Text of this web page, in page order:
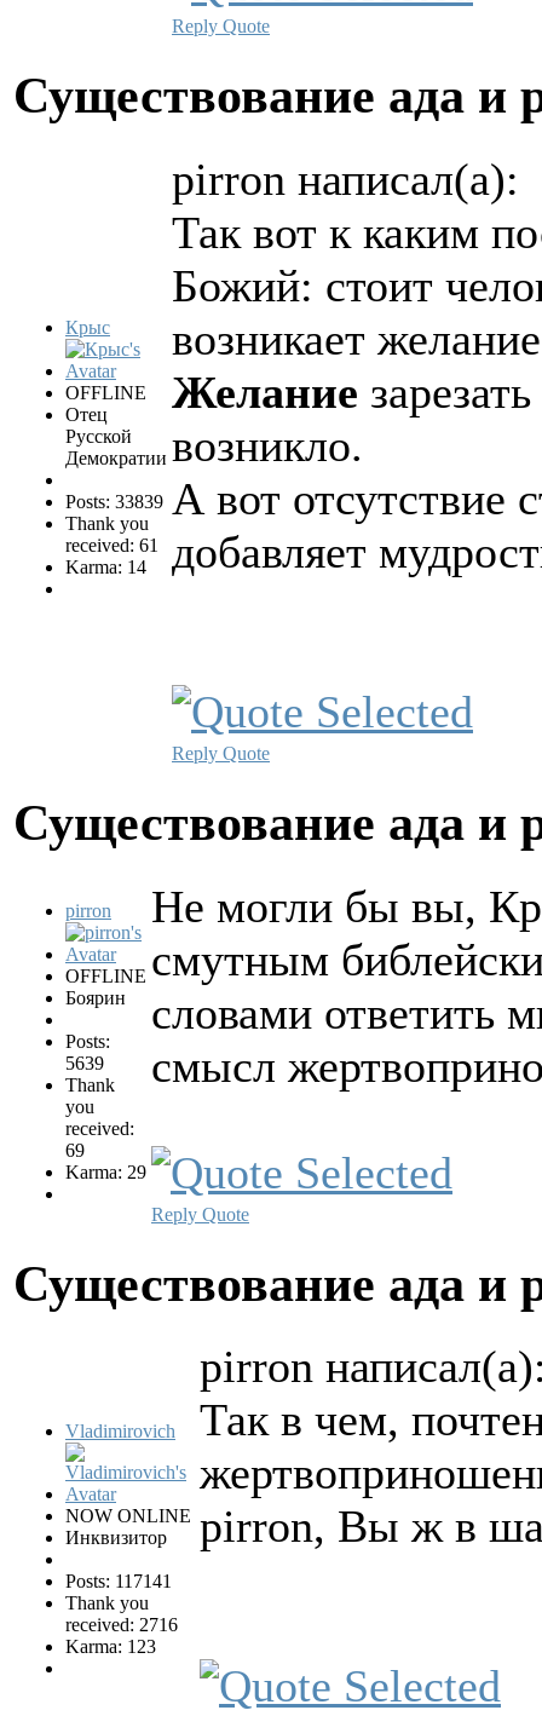
Reply Quote
Существование ада и
Крыс
OFFLINE
Отец
Русской
Демократии
Posts: 33839
Thank you
received: 61
Karma: 14
pirron написал(а):
Так вот к каким
Божий: стоит
возникает
Желание
возникло.
А вот отсутствие
добавляет
Reply Quote
Существование ада и
pirron
OFFLINE
Боярин
Posts:
5639
Thank
you
received:
69
Karma: 29
Не могли бы вы,
смутным
словами ответить
смысл
Reply Quote
Существование ада и
Vladimirovich
NOW ONLINE
Инквизитор
Posts: 117141
Thank you
received: 2716
Karma: 123
pirron
Так в чем,
pirron, Вы ж в